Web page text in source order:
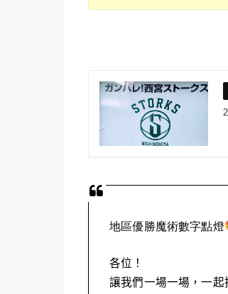
地區優勝魔術數字點燈
各位！
讓我們一場一場，一